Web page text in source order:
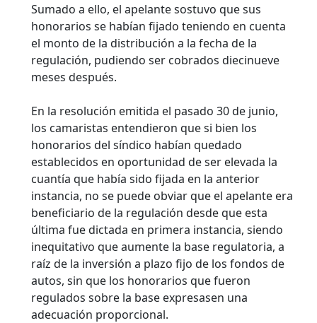
Sumado a ello, el apelante sostuvo que sus
honorarios se habían fijado teniendo en cuenta
el monto de la distribución a la fecha de la
regulación, pudiendo ser cobrados diecinueve
meses después.
En la resolución emitida el pasado 30 de junio,
los camaristas entendieron que si bien los
honorarios del síndico habían quedado
establecidos en oportunidad de ser elevada la
cuantía que había sido fijada en la anterior
instancia, no se puede obviar que el apelante era
beneficiario de la regulación desde que esta
última fue dictada en primera instancia, siendo
inequitativo que aumente la base regulatoria, a
raíz de la inversión a plazo fijo de los fondos de
autos, sin que los honorarios que fueron
regulados sobre la base expresasen una
adecuación proporcional.